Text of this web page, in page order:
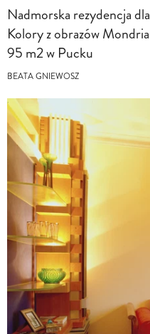
Nadmorska rezydencja
Kolory z obrazów
95 m2 w Pucku
BEATA GNIEWOSZ